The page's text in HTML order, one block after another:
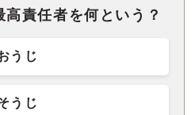
責任者を何という？
うじ
うじ